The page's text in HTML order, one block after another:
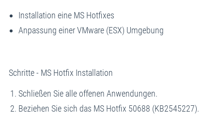
Installation eine MS Hotfixes
Anpassung einer VMware (ESX) Umgebung
Schritte - MS Hotfix Installation
Schließen Sie alle offenen Anwendungen.
Beziehen Sie sich das MS Hotfix 50688 (KB2545227).